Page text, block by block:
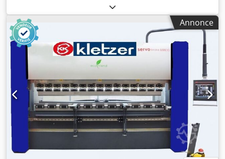
590 Course (max.) : 300 Dimensions (L x l x h) : 3170 x 1960
x 2500 Poids (env.) : 4850 Puissance du moteur : 11
Compensation CNC via commande : oui Presse plieuse
CNC servo-électrique KKI Mod. REVOLUTION DDM-5020
Presse plieuse servo-motorisée REVOLUTION Les presses
plieuses servo-électriques ne contiennent pas de système
hydraulique et, grâce à leur flexibilité et leur fiabilité,
représentent la technologie de demain. La vitesse et la
précision accrues de cette nouvelle génération de
machines vous offrent une meilleure efficacité, des
caractéristiques ergonomiques et une technologie de
production plus respectueuse de l’environnement. En tant
que premier fabricant de presses plieuses servo-
électriques, proposant divers modèles et capacités, Dener
est un pionnier de cette technologie, avec une grande
Annonce